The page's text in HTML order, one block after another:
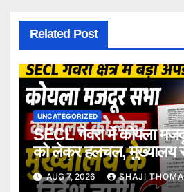
Related Post
UNCATEGORIZED
SECL गेवरा में कोयला
को लेकर हलचल, मुख्यालय से
के निर्देश।
AUG 7, 2026 SHAJI